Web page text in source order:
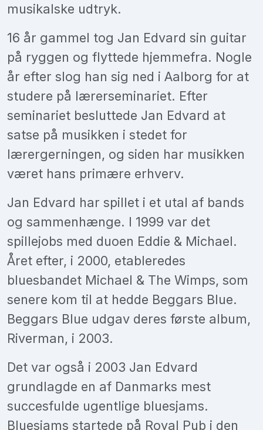
musikalske udtryk.
16 år gammel tog Jan Edvard sin guitar
på ryggen og flyttede hjemmefra. Nogle
år efter slog han sig ned i Aalborg for at
studere på lærerseminariet. Efter
seminariet besluttede Jan Edvard at
satse på musikken i stedet for
lærergerningen, og siden har musikken
været hans primære erhverv.
Jan Edvard har spillet i et utal af bands
og sammenhænge. I 1999 var det
spillejobs med duoen Eddie & Michael.
Året efter, i 2000, etableredes
bluesbandet Michael & The Wimps, som
senere kom til at hedde Beggars Blue.
Beggars Blue udgav deres første album,
Riverman, i 2003.
Det var også i 2003 Jan Edvard
grundlagde en af Danmarks mest
succesfulde ugentlige bluesjams.
Bluesjams startede på Royal Pub i den